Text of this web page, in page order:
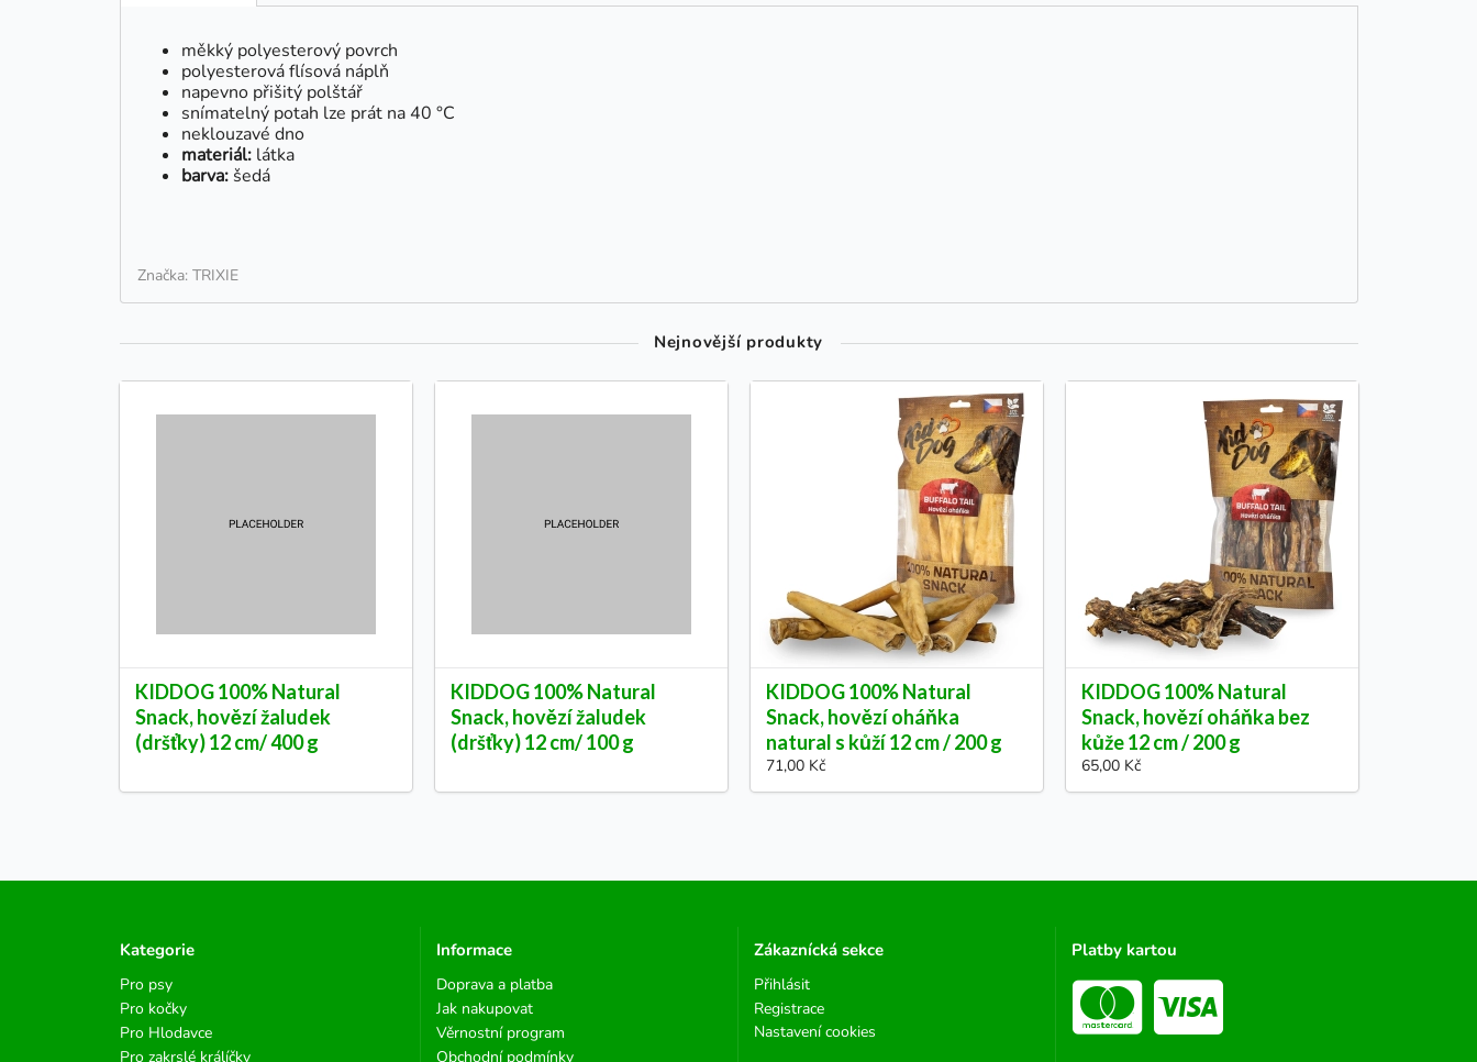
měkký polyesterový povrch
polyesterová flísová náplň
napevno přišitý polštář
snímatelný potah lze prát na 40 °C
neklouzavé dno
materiál:látka
barva:šedá
Značka: TRIXIE
Nejnovější produkty
KIDDOG 100% Natural
Snack, hovězí žaludek
(dršťky) 12 cm/ 400 g
KIDDOG 100% Natural
Snack, hovězí žaludek
(dršťky) 12 cm/ 100 g
KIDDOG 100% Natural
Snack, hovězí oháňka
natural s kůží 12 cm / 200 g
71,00 Kč
KIDDOG 100% Natural
Snack, hovězí oháňka bez
kůže 12 cm / 200 g
65,00 Kč
Kategorie
Pro psy
Pro kočky
Pro Hlodavce
Pro zakrslé králíčky
Informace
Doprava a platba
Jak nakupovat
Věrnostní program
Obchodní podmínky
Zákaznícká sekce
Přihlásit
Registrace
Nastavení cookies
Platby kartou